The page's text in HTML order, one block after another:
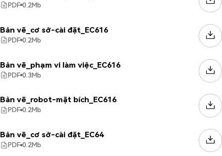
PDF 0.2Mb
Bản vẽ_cơ sở-cài đặt_EC616
PDF 0.2Mb
Bản vẽ_phạm vi làm việc_EC616
PDF 0.3Mb
Bản vẽ_robot-mặt bích_EC616
PDF 0.2Mb
Bản vẽ_cơ sở-cài đặt_EC64
PDF 0.2Mb